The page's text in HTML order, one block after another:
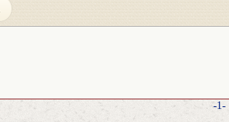
-1-